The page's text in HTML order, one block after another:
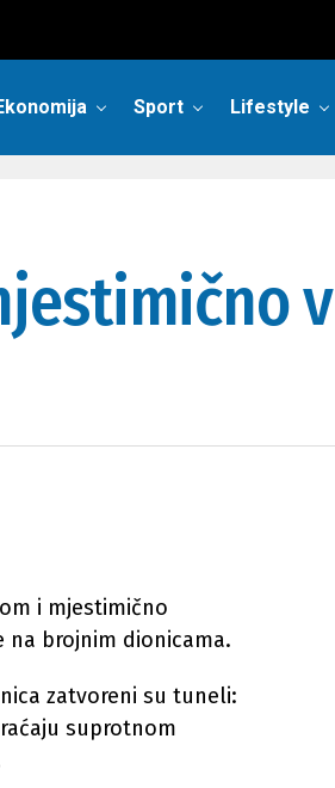
Sport Lifestyle
i mjestimično
na brojnim dionicama.
zatvoreni su tuneli:
suprotnom